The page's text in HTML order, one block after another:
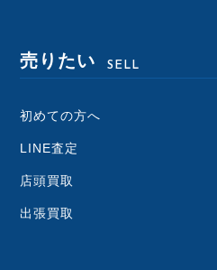
売りたい SELL
初めての方へ
LINE査定
店頭買取
出張買取